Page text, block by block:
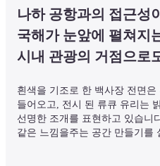
나하 공항과의 접근성
국해가 눈앞에 펼쳐지
시내 관광의 거점으로
흰색을 기조로 한 백사장 전면
들어오고, 전시 된 류큐 유리는
선명한 조개를 표현하고 있습니
같은 느낌을주는 공간 만들기를